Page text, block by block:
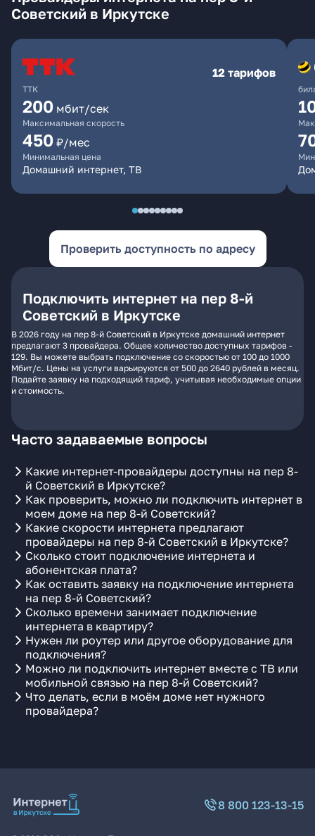
Советский в Иркутске
ТТК
12 тарифов
200 мбит/сек
Максимальная скорость
450 ₽/мес
Минимальная цена
Домашний интернет, ТВ
Проверить доступность по адресу
Подключить интернет на пер 8-й
Советский в Иркутске
В 2026 году на пер 8-й Советский в Иркутске домашний интернет
предлагают 3 провайдера. Общее количество доступных тарифов -
129. Вы можете выбрать подключение со скоростью от 100 до 1000
Мбит/с. Цены на услуги варьируются от 500 до 2640 рублей в месяц.
Подайте заявку на подходящий тариф, учитывая необходимые опции
и стоимость.
Часто задаваемые вопросы
Какие интернет-провайдеры доступны на пер 8-
й Советский в Иркутске?
Как проверить, можно ли подключить интернет в
моем доме на пер 8-й Советский?
Какие скорости интернета предлагают
провайдеры на пер 8-й Советский в Иркутске?
Сколько стоит подключение интернета и
абонентская плата?
Как оставить заявку на подключение интернета
на пер 8-й Советский?
Сколько времени занимает подключение
интернета в квартиру?
Нужен ли роутер или другое оборудование для
подключения?
Можно ли подключить интернет вместе с ТВ или
мобильной связью на пер 8-й Советский?
Что делать, если в моём доме нет нужного
провайдера?
8 800 123-13-15